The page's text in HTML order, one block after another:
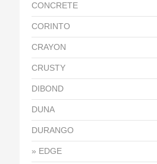
CONCRETE
CORINTO
CRAYON
CRUSTY
DIBOND
DUNA
DURANGO
EDGE